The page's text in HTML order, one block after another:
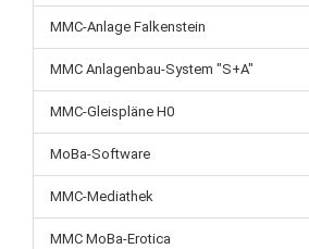
MMC-Anlage Falkenstein
MMC Anlagenbau-System "S+A"
MMC-Gleispläne H0
MoBa-Software
MMC-Mediathek
MMC MoBa-Erotica